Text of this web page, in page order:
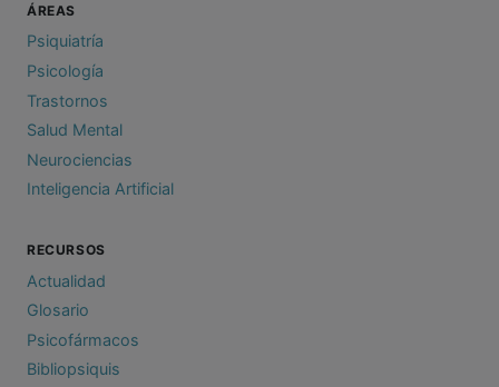
ÁREAS
Psiquiatría
Psicología
Trastornos
Salud Mental
Neurociencias
Inteligencia Artificial
RECURSOS
Actualidad
Glosario
Psicofármacos
Bibliopsiquis